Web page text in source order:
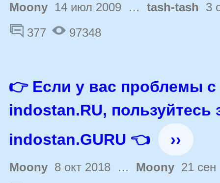
Moony 14 июл 2009 … tash-tash 3
377
97348
👉 Если у вас проблемы с
indostan.RU, пользуйтесь
indostan.GURU 👈
››
Moony 8 окт 2018 … Moony 21 сен